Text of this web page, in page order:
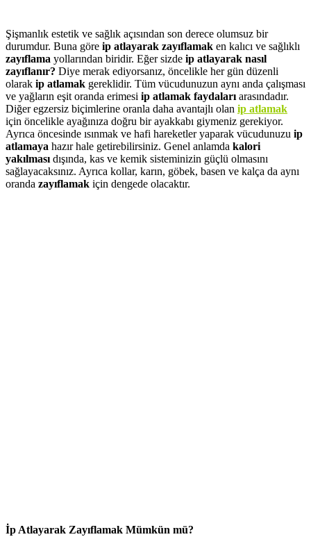
Şişmanlık estetik ve sağlık açısından son derece olumsuz bir
durumdur. Buna göre ip atlayarak zayıflamak en kalıcı ve sağlıklı
zayıflama yollarından biridir. Eğer sizde ip atlayarak nasıl
zayıflanır? Diye merak ediyorsanız, öncelikle her gün düzenli
olarak ip atlamak gereklidir. Tüm vücudunuzun aynı anda çalışması
ve yağların eşit oranda erimesi ip atlamak faydaları arasındadır.
Diğer egzersiz biçimlerine oranla daha avantajlı olan ip atlamak
için öncelikle ayağınıza doğru bir ayakkabı giymeniz gerekiyor.
Ayrıca öncesinde ısınmak ve hafi hareketler yaparak vücudunuzu ip
atlamaya hazır hale getirebilirsiniz. Genel anlamda kalori
yakılması dışında, kas ve kemik sisteminizin güçlü olmasını
sağlayacaksınız. Ayrıca kollar, karın, göbek, basen ve kalça da aynı
oranda zayıflamak için dengede olacaktır.
İp Atlayarak Zayıflamak Mümkün mü?